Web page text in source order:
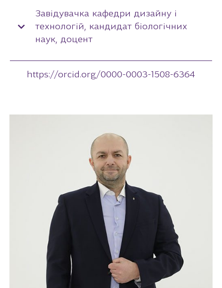
Завідувачка кафедри дизайну і
технологій, кандидат біологічних
наук, доцент
https://orcid.org/0000-0003-1508-6364